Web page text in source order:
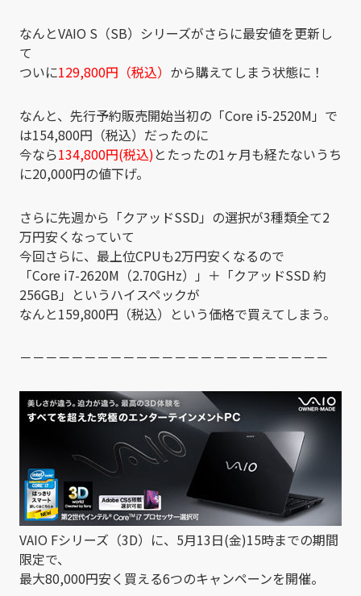
なんとVAIO S（SB）シリーズがさらに最安値を更新し
て
ついに129,800円（税込） から購えてしまう状態に！
なんと、先行予約販売開始当初の「Core i5-2520M」で
は154,800円（税込）だったのに
今なら134,800円(税込)とたったの1ヶ月も経たないうち
に20,000円の値下げ。
さらに先週から「クアッドSSD」の選択が3種類全て2
万円安くなっていて
今回さらに、最上位CPUも2万円安くなるので
「Core i7-2620M（2.70GHz）」＋「クアッドSSD 約
256GB」というハイスペックが
なんと159,800円（税込）という価格で買えてしまう。
－－－－－－－－－－－－－－－－－－－－－－－－
VAIO Fシリーズ（3D）に、5月13日(金)15時までの期間
限定で、
最大80,000円安く買える6つのキャンペーンを開催。